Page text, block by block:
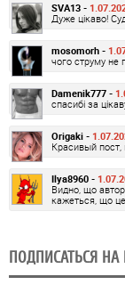
SVA13 -
Дуже цікаво!
mosomorh -
чого струму не
Damenik777 -
спасибі за
Origaki -
Красивый
Ilya8960 -
Видно, що
кажеться, що
ПОДПИСАТЬСЯ НА